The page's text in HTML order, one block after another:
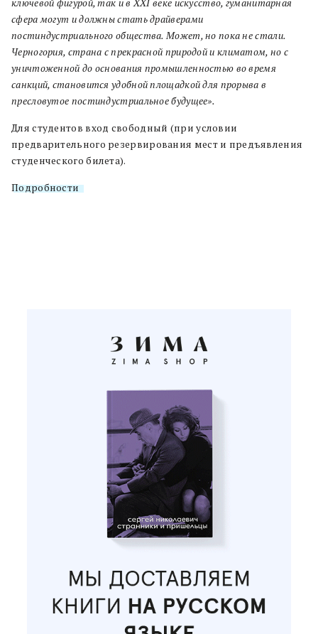
ключевой фигурой, так и в XXI веке искусство, гуманитарная
сфера могут и должны стать драйверами
постиндустриального общества. Может, но пока не стали.
Черногория, страна с прекрасной природой и климатом, но с
уничтоженной до основания промышленностью во время
санкций, становится удобной площадкой для прорыва в
пресловутое постиндустриальное будущее».
Для студентов вход свободный (при условии
предварительного резервирования мест и предъявления
студенческого билета).
Подробности